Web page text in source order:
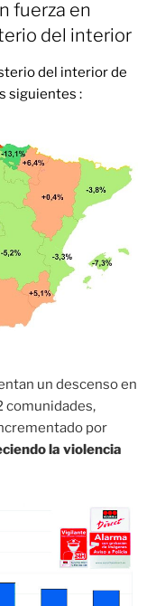
fuerza en
del interior
del interior de
siguientes :
un descenso en
comunidades,
por
la violencia